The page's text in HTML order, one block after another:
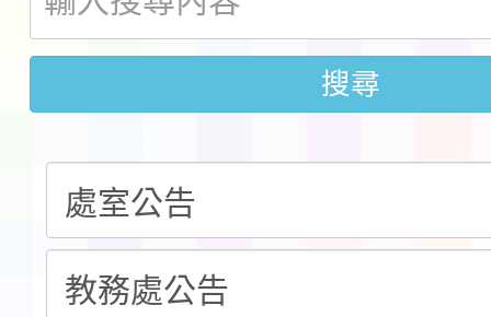
會」之「藝術教育日」
第2次招考代課鐘點教
告(採1次公告分次招考)
115 年度兒童課後照顧
0 小時業訓練課程
轉知本市體育總會划船
「115年桃園市運動會
錦標賽」海洋艇及
域)，申請變更地點
「114-115年度
計畫」公費接種對象擴
115學年度迎新活動暨
會活動流程表
搜尋